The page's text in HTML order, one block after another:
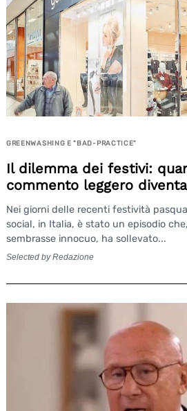
GREENWASHING E "BAD-PRACTICE"
Il dilemma dei festivi:
commento leggero
Nei giorni delle recenti festività
social, in Italia, è stato un episodio
sembrasse innocuo, ha sollevato...
Selected by Redazione